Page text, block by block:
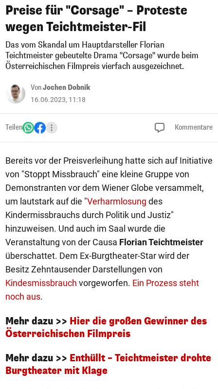
Preise für "Corsage" – Proteste
wegen Teichtmeister-Fil
Das vom Skandal um Hauptdarsteller Florian
Teichtmeister gebeutelte Drama "Corsage" wurde beim
Österreichischen Filmpreis vierfach ausgezeichnet.
VonJochen Dobnik
16.06.2023, 11:18
Teilen Kommentare
Bereits vor der Preisverleihung hatte sich auf Initiative
von "Stoppt Missbrauch" eine kleine Gruppe von
Demonstranten vor dem Wiener Globe versammelt,
um lautstark auf die "Verharmlosung des
Kindermissbrauchs durch Politik und Justiz"
hinzuweisen. Und auch im Saal wurde die
Veranstaltung von der Causa Florian Teichtmeister
überschattet. Dem Ex-Burgtheater-Star wird der
Besitz Zehntausender Darstellungen von
Kindesmissbrauch vorgeworfen. Ein Prozess steht
noch aus.
Mehr dazu >> Hier die großen Gewinner des
Österreichischen Filmpreis
Mehr dazu >> Enthüllt – Teichtmeister drohte
Burgtheater mit Klage